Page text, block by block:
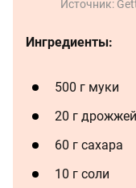
Источник:
Ингредиенты:
500 г муки
20 г дрожжей
60 г сахара
10 г соли